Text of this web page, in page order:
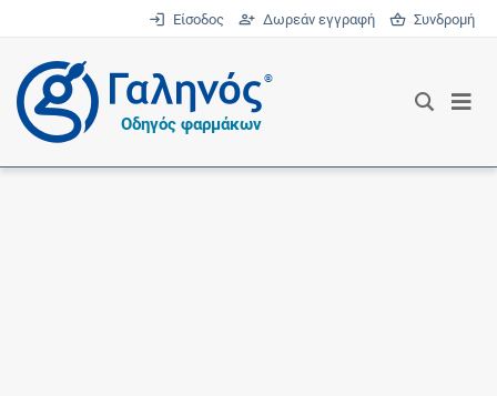
Είσοδος Δωρεάν εγγραφή Συνδρομή
®
Οδηγός φαρμάκων